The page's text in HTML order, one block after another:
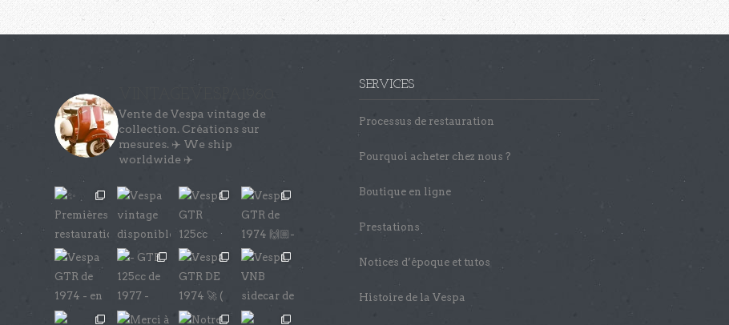
Vente de Vespa vintage de
collection. Créations sur
mesures. ✈️ We ship
worldwide ✈️
SERVICES
Processus de restauration
Pourquoi acheter chez nous ?
Boutique en ligne
Prestations
Notices d’époque et tutos
Histoire de la Vespa